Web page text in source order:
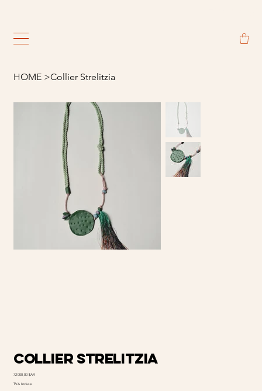
HOME >Collier Strelitzia
Collier Strelitzia
Prix
72 000,00 $AR
TVA Incluse